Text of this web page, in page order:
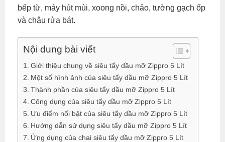
bếp từ, máy hút mùi, xoong nồi, chảo, tường gạch ốp
và chậu rửa bát.
Nội dung bài viết
Giới thiệu chung về siêu tẩy dầu mỡ Zippro 5 Lít
Một số hình ảnh của siêu tẩy dầu mỡ Zippro 5 Lít
Thành phần của siêu tẩy dầu mỡ Zippro 5 Lít
Công dụng của siêu tẩy dầu mỡ Zippro 5 Lít
Ưu điểm nổi bật của siêu tẩy dầu mỡ Zippro 5 Lít
Hướng dẫn sử dụng siêu tẩy dầu mỡ Zippro 5 Lít
Ứng dụng của chai siêu tẩy dầu mỡ Zippro 5 Lít